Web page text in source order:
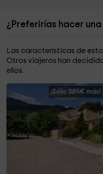
¿Preferirías hacer
Las características de
Otros viajeros han
ellos.
¡Sólo 385€ más!